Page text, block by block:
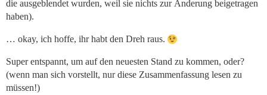
die ausgeblendet wurden, weil sie nichts zur Änderung beigetragen
haben).
… okay, ich hoffe, ihr habt den Dreh raus.
Super entspannt, um auf den neuesten Stand zu kommen, oder?
(wenn man sich vorstellt, nur diese Zusammenfassung lesen zu
müssen!)